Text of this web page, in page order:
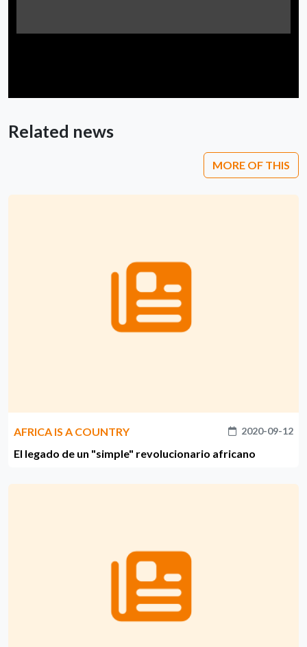
Related news
MORE OF THIS
AFRICA IS A COUNTRY 2020-09-12
El legado de un "simple" revolucionario africano